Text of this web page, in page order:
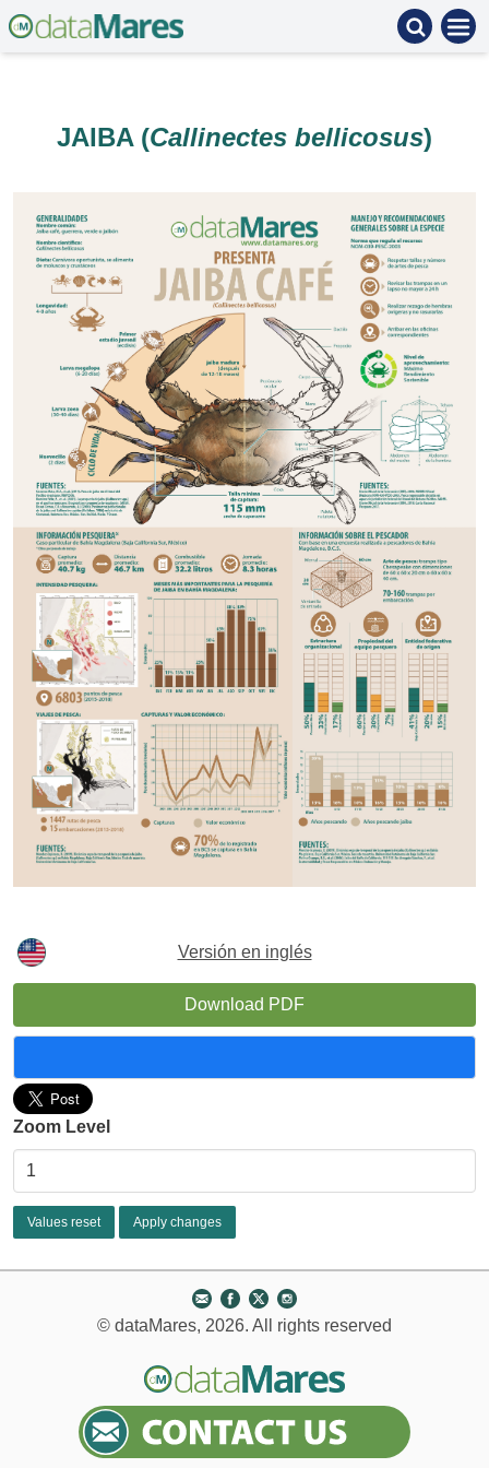
JAIBA (Callinectes bellicosus)
Versión en inglés
Download PDF
Zoom Level
© dataMares, 2026. All rights reserved